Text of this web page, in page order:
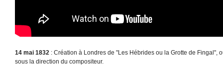
14 mai 1832 : Création à Londres de "Les Hébrides ou la Grotte de Fingal",
sous la direction du compositeur.